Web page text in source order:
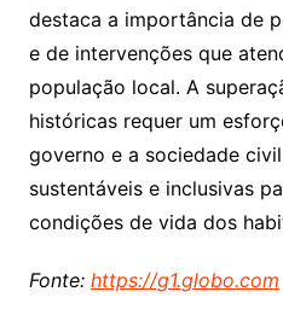
destaca a importância de
e de intervenções que
população local. A
históricas requer um
governo e a sociedade
sustentáveis e inclusivas
condições de vida dos
Fonte: https://g1.globo.com